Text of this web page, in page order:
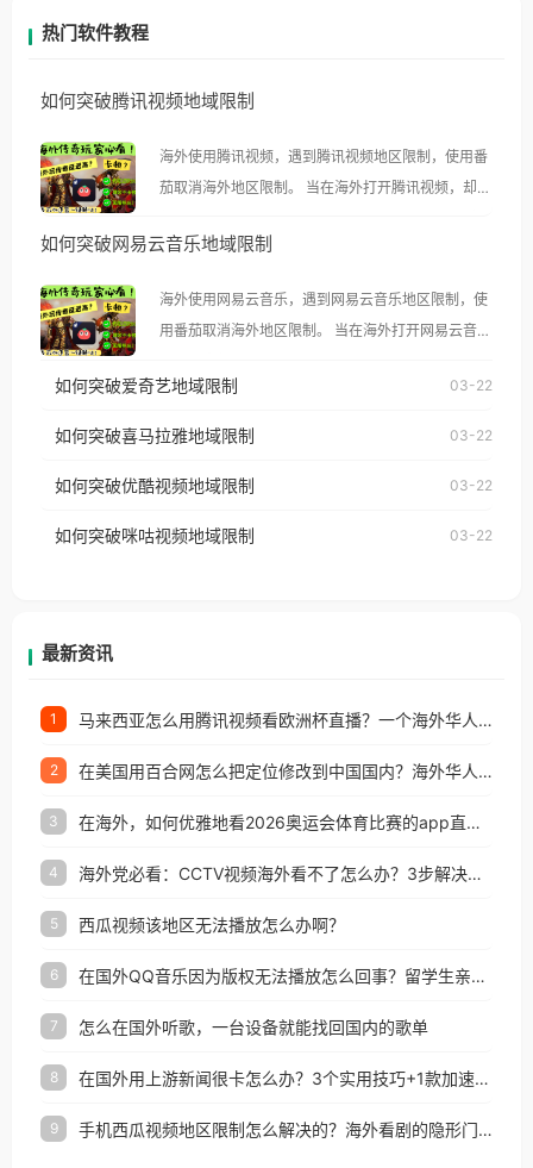
热门软件教程
如何突破腾讯视频地域限制
海外使用腾讯视频，遇到腾讯视频地区限制，使用番
茄取消海外地区限制。 当在海外打开腾讯视频，却突
示语。 海外用户如香港、澳门、台湾、美国、加拿
像其他音乐平台一样，出现地区及版权限制问题，且
仅能在中国大陆地区播放。 遇到这个问题的朋友们，
使用番茄回国加速器，即可解决「海外用户收听腾讯
台湾、美国、加拿大、澳大利亚、欧洲等国家和地区
权限制所困扰。
如何突破网易云音乐地域限制
海外使用网易云音乐，遇到网易云音乐地区限制，使
用番茄取消海外地区限制。 当在海外打开网易云音
播放”的提示语。 海外用户如香港、澳门、台湾、美
国、加拿大、澳大利亚、欧洲等国家和地区时，网易
制问题，且仅能在中国大陆地区播放。 遇到这个问题
户收听网易云音乐地区版权限制」的问题，无论人在
如何突破爱奇艺地域限制 03-22
如何突破喜马拉雅地域限制 03-22
如何突破优酷视频地域限制 03-22
如何突破咪咕视频地域限制 03-22
最新资讯
1 马来西亚怎么用腾讯视频看欧洲杯直播？一个海外华人的真实困扰与破解
2 在美国用百合网怎么把定位修改到中国国内？海外华人必备的回国加速指南
3 在海外，如何优雅地看2026奥运会体育比赛的app直播？
4 海外党必看：CCTV视频海外看不了怎么办？3步解决地区限制+追剧自由
5 西瓜视频该地区无法播放怎么办啊？
6 在国外QQ音乐因为版权无法播放怎么回事？留学生亲测有效的解决办法
7 怎么在国外听歌，一台设备就能找回国内的歌单
8 在国外用上游新闻很卡怎么办？3个实用技巧+1款加速器解决海外看国内内容难题
9 手机西瓜视频地区限制怎么解决的？海外看剧的隐形门与钥匙